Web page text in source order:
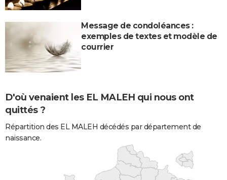
Message de condoléances :
exemples de textes et modèle de
courrier
D'où venaient les EL MALEH qui nous ont
quittés ?
Répartition des EL MALEH décédés par département de
naissance.